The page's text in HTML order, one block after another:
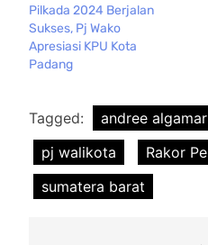
Pilkada 2024 Berjalan
Sukses, Pj Wako
Apresiasi KPU Kota
Padang
Tagged: andree algamar
pj walikota
Rakor
sumatera barat